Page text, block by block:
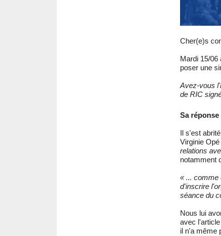
Cher(e)s
Mardi 15/06
poser une
Avez-vous
de RIC
Sa réponse
Il s'est
Virginie Opé
relations
notamment
« ... comme
d'inscrire
séance du
Nous lui
avec
il n'a même